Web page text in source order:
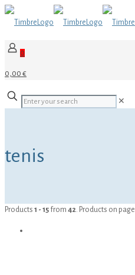
0
0,00 €
✕
tenis
Products 1 - 15 from 42. Products on page